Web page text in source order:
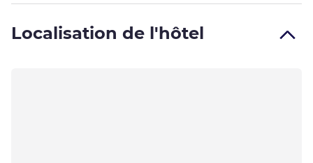
Localisation de l'hôtel